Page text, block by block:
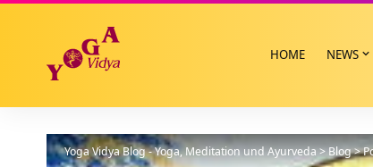
HOME NEWS
Yoga Vidya Blog - Yoga, Meditation und Ayurveda>Blog>